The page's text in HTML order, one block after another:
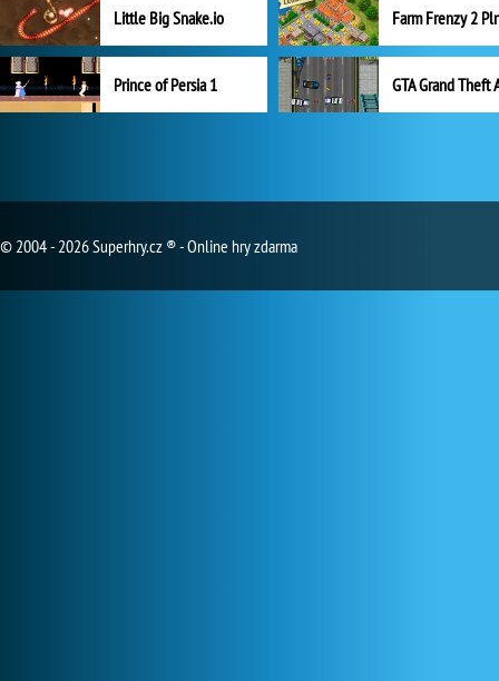
Little Big Snake.io
Prince of Persia 1 GTA Grand Theft
© 2004 - 2026 Superhry.cz ® - Online hry zdarma